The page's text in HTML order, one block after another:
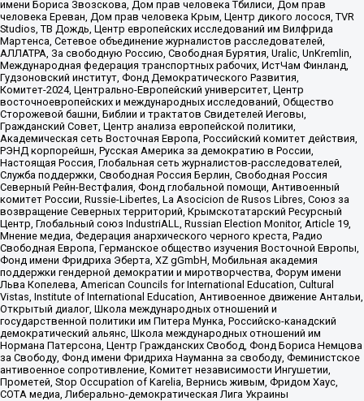
имени Бориса Звозскова, Дом прав человека Тбилиси, Дом прав
человека Ереван, Дом прав человека Крым, Центр дикого лосося, TVR
Studios, ТВ Дождь, Центр европейских исследований им Вилфрида
Мартенса, Сетевое объединение журналистов расследователей,
АЛЛАТРА, За свободную Россию, Свободная Бурятия, Uralic, UnKremlin,
Международная федерация транспортных рабочих, ИстЧам Финланд,
Гудзоновский институт, Фонд Демократического Развития,
Комитет-2024, Центрально-Европейский университет, Центр
восточноевропейских и международных исследований, Общество
Сторожевой башни, Библии и трактатов Свидетелей Иеговы,
Гражданский Совет, Центр анализа европейской политики,
Академическая сеть Восточная Европа, Российский комитет действия,
РЭНД корпорейшн, Русская Америка за демократию в России,
Настоящая Россия, Глобальная сеть журналистов-расследователей,
Служба поддержки, Свободная Россия Берлин, Свободная Россия
Северный Рейн-Вестфалия, Фонд глобальной помощи, Антивоенный
комитет России, Russie-Libertes, La Asocicion de Rusos Libres, Союз за
возвращение Северных территорий, Крымскотатарский Ресурсный
Центр, Глобальный союз IndustriALL, Russian Election Monitor, Article 19,
Мнение медиа, Федерация анархического черного креста, Радио
Свободная Европа, Германское общество изучения Восточной Европы,
Фонд имени Фридриха Эберта, XZ gGmbH, Мобильная академия
поддержки гендерной демократии и миротворчества, Форум имени
Льва Копелева, American Councils for International Education, Cultural
Vistas, Institute of International Education, Антивоенное движение Антальи,
Открытый диалог, Школа международных отношений и
государственной политики им Питера Мунка, Российско-канадский
демократический альянс, Школа международных отношений им
Нормана Патерсона, Центр Гражданских Свобод, Фонд Бориса Немцова
за Свободу, Фонд имени Фридриха Науманна за свободу, Феминистское
антивоенное сопротивление, Комитет независимости Ингушетии,
Прометей, Stop Occupation of Karelia, Вернись живым, Фридом Хаус,
СОТА медиа, Либерально-демократическая Лига Украины